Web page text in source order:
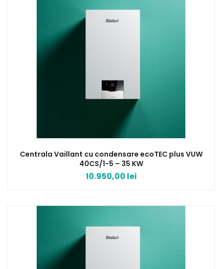
Centrala Vaillant cu condensare ecoTEC plus VUW
40CS/1-5 – 35 KW
10.950,00 lei